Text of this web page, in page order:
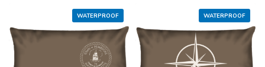
WATERPROOF WATERPROOF